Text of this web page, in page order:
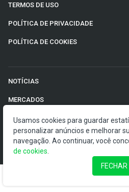
TERMOS DE USO
POLÍTICA DE PRIVACIDADE
POLÍTICA DE COOKIES
NOTÍCIAS
MERCADOS
EMPRESAS
ECONOMIA
RENDA FIXA
Usamos cookies para guardar
personalizar anúncios e melhorar
navegação. Ao continuar, você
de cookies
FECHAR